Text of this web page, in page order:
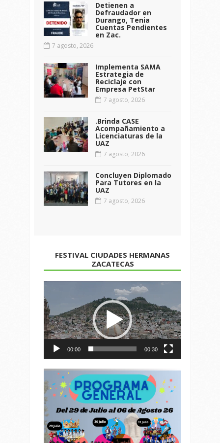
Detienen a
Defraudador en
Durango, Tenia
Cuentas Pendientes
en Zac.
7 agosto, 2026
Implementa SAMA
Estrategia de
Reciclaje con
Empresa PetStar
7 agosto, 2026
.Brinda CASE
Acompañamiento a
Licenciaturas de la
UAZ
7 agosto, 2026
Concluyen Diplomado
Para Tutores en la
UAZ
7 agosto, 2026
FESTIVAL CIUDADES HERMANAS
ZACATECAS
de
vídeo
00:00 00:30